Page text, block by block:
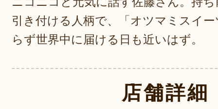
引き付ける人柄で、「オツマミスイ
らず世界中に届ける日も近いはず。
店舗詳細